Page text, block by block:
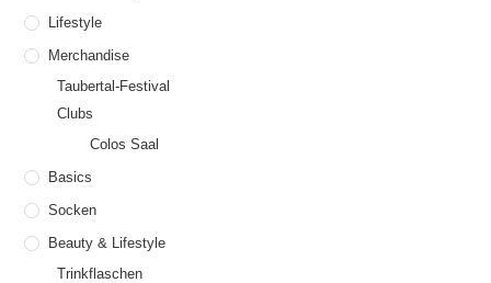
Lifestyle
Merchandise
Taubertal-Festival
Clubs
Colos Saal
Basics
Socken
Beauty & Lifestyle
Trinkflaschen